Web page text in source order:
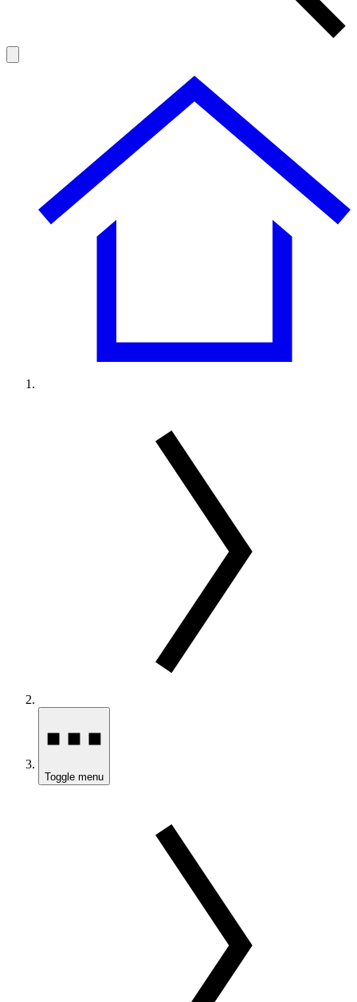
Toggle menu